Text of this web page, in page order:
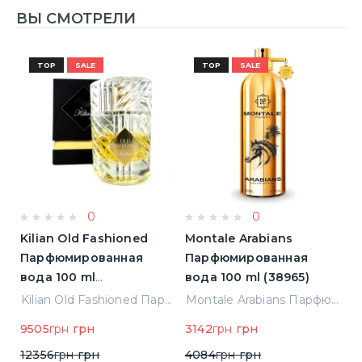
ВЫ СМОТРЕЛИ
TOP SALE
0
Kilian Old Fashioned
Парфюмированная
вода 100 ml
(3700550240723)
Kilian Old Fashioned Парфюмированная вода 100 ml (3700550240723)
9505грн грн
12356грнгрн
TOP SALE
0
Montale Arabians
Парфюмированная
вода 100 ml (38965)
Montale Arabians Парфюмированная вода 100 ml (38965)
3142грн грн
4084грнгрн